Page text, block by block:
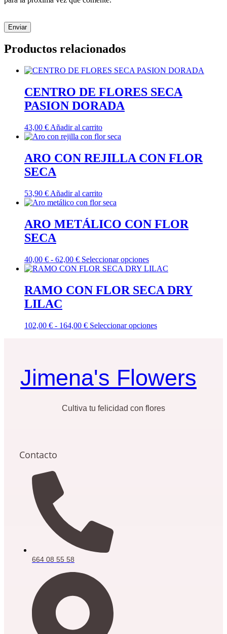
Productos relacionados
CENTRO DE FLORES SECA
PASION DORADA
43,00 € Añadir al carrito
ARO CON REJILLA CON FLOR
SECA
53,90 € Añadir al carrito
ARO METÁLICO CON FLOR
SECA
40,00 € - 62,00 €Rango
de
desde
40,00 €
Seleccionar opcionesEste
producto
múltiples
variantes.
se
pueden
de
producto
RAMO CON FLOR SECA DRY
LILAC
102,00 € - 164,00 €Rango
hasta
164,00 €
Seleccionar opcionesEste
opciones
se
elegir
Jimena's Flowers
Cultiva tu felicidad con flores
Contacto
664 08 55 58